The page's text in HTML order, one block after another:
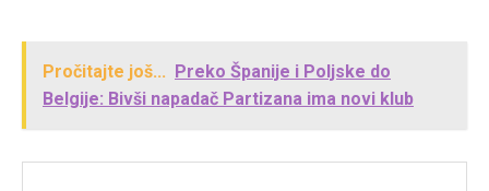
Pročitajte još... Preko Španije i Poljske do
Belgije: Bivši napadač Partizana ima novi klub